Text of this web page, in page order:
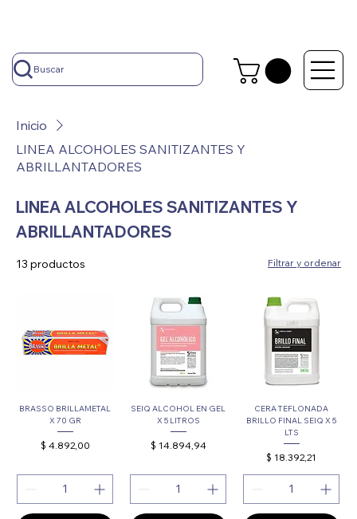
Buscar
Inicio
LINEA ALCOHOLES SANITIZANTES Y
ABRILLANTADORES
LINEA ALCOHOLES SANITIZANTES Y
ABRILLANTADORES
13 productos Filtrar y ordenar
BRASSO BRILLAMETAL
X 70 GR
Precio
$ 4.892,00
SEIQ ALCOHOL EN GEL
X 5 LITROS
Precio
$ 14.894,94
CERA TEFLONADA
BRILLO FINAL SEIQ X 5
LTS
Precio
$ 18.392,21